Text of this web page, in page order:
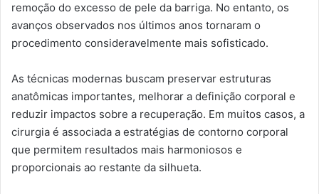
remoção do excesso de pele da barriga. No entanto, os
avanços observados nos últimos anos tornaram o
procedimento consideravelmente mais sofisticado.
As técnicas modernas buscam preservar estruturas
anatômicas importantes, melhorar a definição corporal e
reduzir impactos sobre a recuperação. Em muitos casos, a
cirurgia é associada a estratégias de contorno corporal
que permitem resultados mais harmoniosos e
proporcionais ao restante da silhueta.